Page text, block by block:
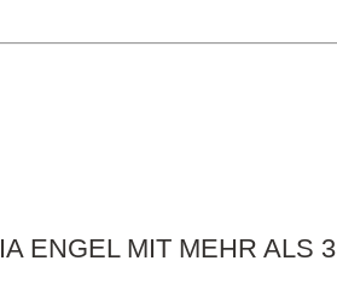
ENGEL MIT MEHR ALS 3